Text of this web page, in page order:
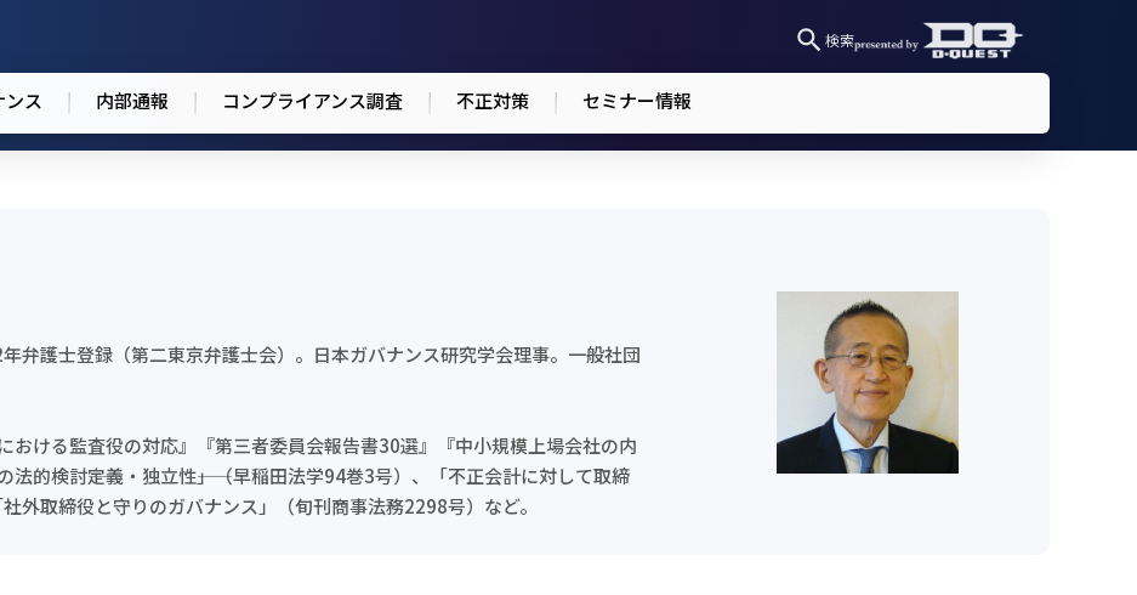
検索
ンス 内部通報 コンプライアンス調査 不正対策 セミナー情報
弁護士登録（第二東京弁護士会）。日本ガバナンス研究学会理事。一般社団
おける監査役の対応』『第三者委員会報告書30選』『中小規模上場会社の内
検討――定義・独立性――」（早稲田法学94巻3号）、「不正会計に対して取締
外取締役と守りのガバナンス」（旬刊商事法務2298号）など。